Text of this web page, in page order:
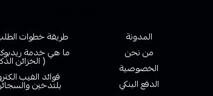
المدونة
من نحن
الخصوصية
الدفع البنكي
طريقة خطوات
( الخزائن
فوائد الفيب
بلتدخين